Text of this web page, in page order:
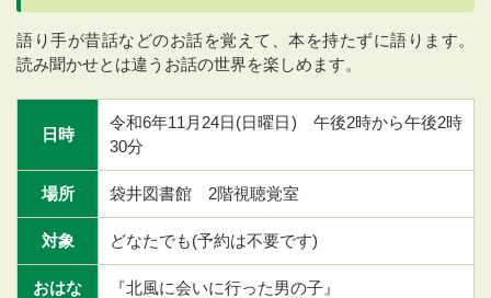
語り手が昔話などのお話を覚えて、本を持たずに語ります。
読み聞かせとは違うお話の世界を楽しめます。
日時
令和6年11月24日(日曜日) 午後2時から午後2時
30分
場所 袋井図書館 2階視聴覚室
対象 どなたでも(予約は不要です)
おはな
『北風に会いに行った男の子』